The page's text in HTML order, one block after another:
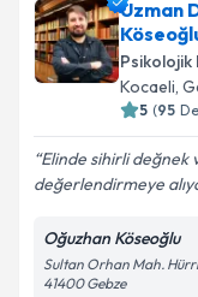
Uzman
Psikolojik
Kocaeli,
5 (95
Elinde sihirli değnek
değerlendirmeye
Oğuzhan Köseoğlu
Sultan Orhan Mah.
41400 Gebze